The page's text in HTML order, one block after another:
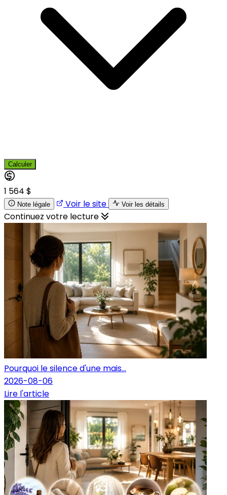
Calculer
1 564 $
Note légale Voir le site Voir les détails
Continuez votre lecture
Pourquoi le silence d'une mais...
2026-08-06
Lire l'article